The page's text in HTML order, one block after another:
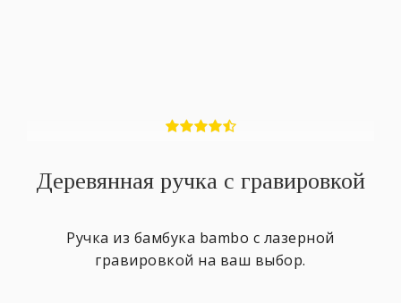
Деревянная ручка с гравировкой
Ручка из бамбука bambo с лазерной
гравировкой на ваш выбор.